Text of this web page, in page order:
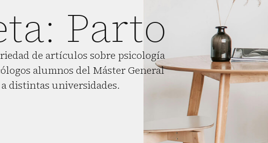
Parto
de artículos sobre psicología
alumnos del Máster General
distintas universidades.